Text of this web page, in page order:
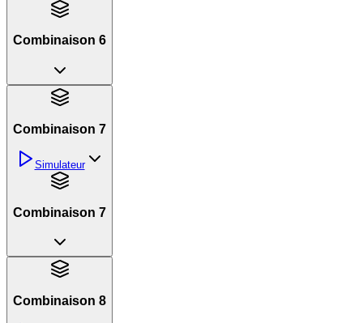
Combinaison 6
Combinaison 7
Simulateur
Combinaison 7
Combinaison 8